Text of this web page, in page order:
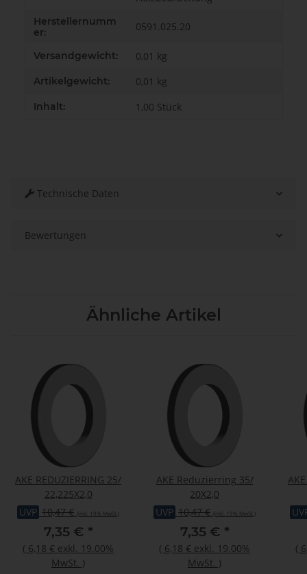
Herstellernumm
er:
0591.025.20
Versandgewicht: 0,01 kg
Artikelgewicht: 0,01 kg
Inhalt: 1,00 Stück
Technische Daten
Bewertungen
Ähnliche Artikel
AKE REDUZIERRING 25/
22,225X2,0
UVP 10,47 € (inkl. 19% MwSt.)
7,35 € *
( 6,18 € exkl. 19.00%
MwSt. )
AKE Reduzierring 35/
20X2,0
UVP 10,47 € (inkl. 19% MwSt.)
7,35 € *
( 6,18 € exkl. 19.00%
MwSt. )
AKE
(